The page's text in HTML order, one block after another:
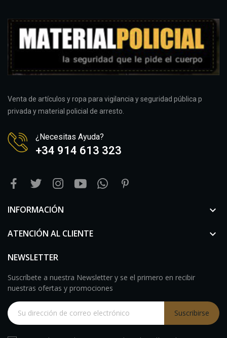
Venta de artículos y ropa para vigilancia y seguridad pública p
privada y material policial de arresto.
¿Necesitas Ayuda?
+34 914 613 323
INFORMACIÓN 
ATENCIÓN AL CLIENTE 
NEWSLETTER
Suscríbete a nuestra Newsletter y se el primero en recibir
nuestras ofertas y promociones
Suscribirse